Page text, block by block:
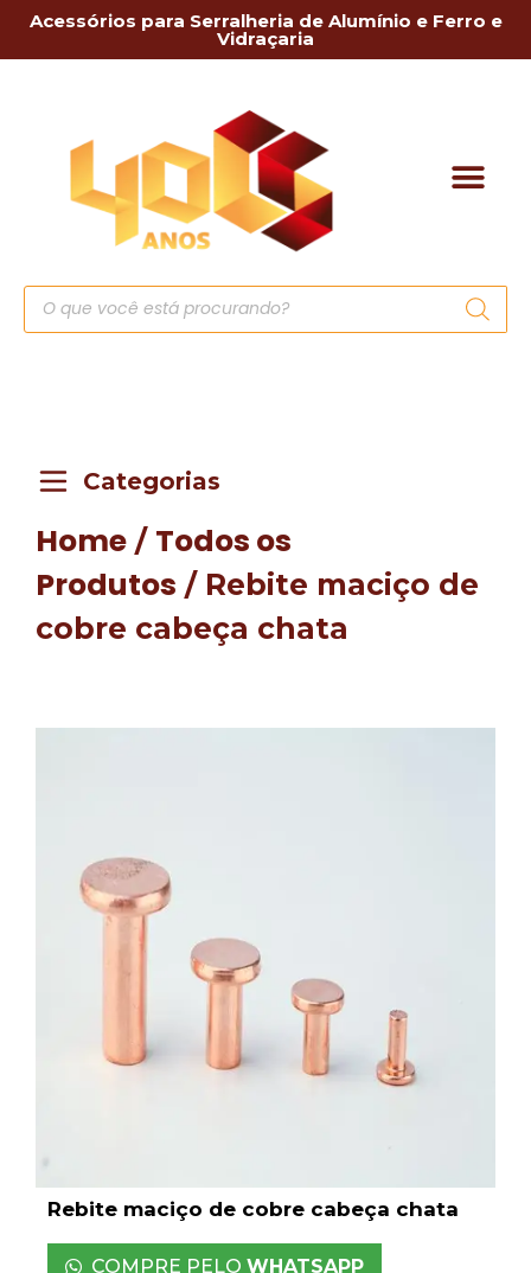
Acessórios para Serralheria de Alumínio e Ferro e
Vidraçaria
Categorias
Home / Todos os
Produtos / Rebite maciço de
cobre cabeça chata
Rebite maciço de cobre cabeça chata
COMPRE PELO WHATSAPP